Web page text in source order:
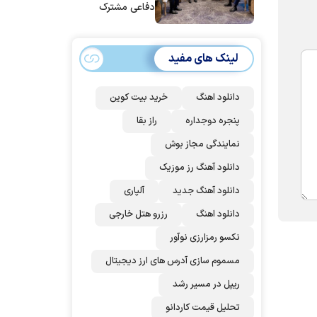
دفاعی مشترک
لینک های مفید
دانلود اهنگ
خرید بیت کوین
پنجره دوجداره
راز بقا
نمایندگی مجاز بوش
دانلود آهنگ رز‌ موزیک
دانلود آهنگ جدید
آلپاری
دانلود اهنگ
رزرو هتل خارجی
نکسو رمزارزی نوآور
مسموم سازی آدرس های ارز دیجیتال
ریپل در مسیر رشد
تحلیل قیمت کاردانو